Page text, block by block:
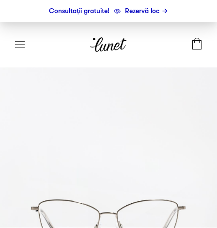
Consultații gratuite! Rezervă loc